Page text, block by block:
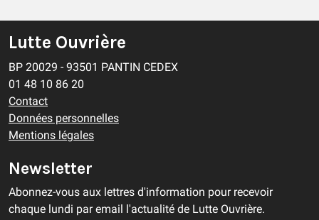
Lutte Ouvrière
BP 20029 - 93501 PANTIN CEDEX
01 48 10 86 20
Contact
Données personnelles
Mentions légales
Newsletter
Abonnez-vous aux lettres d'information pour recevoir
chaque lundi par email l'actualité de Lutte Ouvrière.